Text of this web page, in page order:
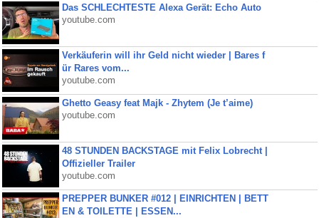
Das SCHLECHTESTE Alexa Gerät: Echo Auto
youtube.com
Verkäuferin will ihr Geld nicht wieder | Bares f
ür Rares vom...
youtube.com
Ghetto Geasy feat Majk - Zhytem (Je t’aime)
youtube.com
48 STUNDEN BACKSTAGE mit Felix Lobrecht |
Offizieller Trailer
youtube.com
PREPPER BUNKER #012 | EINRICHTEN | BETT
EN & TOILETTE | ESSEN...